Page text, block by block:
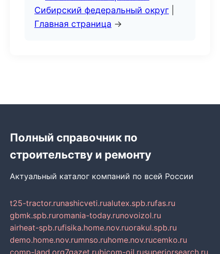
Сибирский федеральный округ
Главная страница →
Полный справочник по
строительству и ремонту
Актуальный каталог компаний по всей России
t25-tractor.runashicveti.rualutex.spb.rufas.ru
gbmk.spb.ruromania-today.runovoizol.ru
airheat-spb.rufisika.home.nov.ruorakul.spb.ru
demo.home.nov.rumnso.ruhome.nov.rucemko.ru
comp-land.org7gazet.rubicom-oil.rusuperiorsearch.ru